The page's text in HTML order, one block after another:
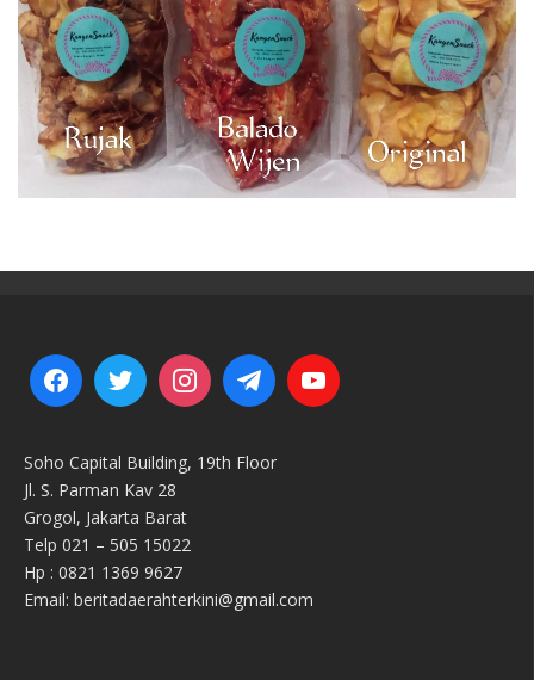
Soho Capital Building, 19th Floor
Jl. S. Parman Kav 28
Grogol, Jakarta Barat
Telp 021 – 505 15022
Hp : 0821 1369 9627
Email: beritadaerahterkini@gmail.com